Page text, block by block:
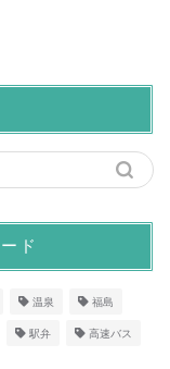
ド
温泉 福島
駅弁 高速バス